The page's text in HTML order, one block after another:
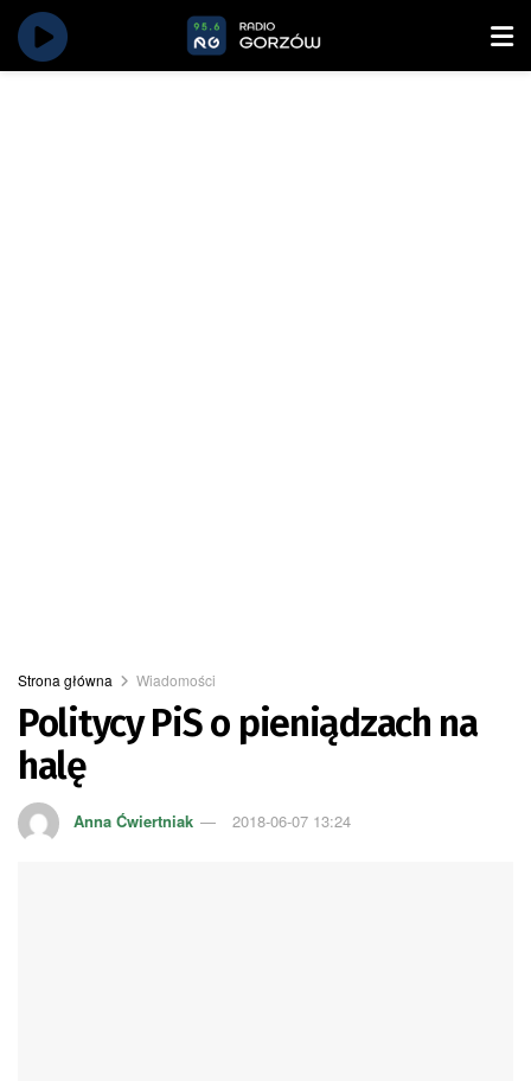
Strona główna Wiadomości
Politycy PiS o pieniądzach na
halę
Anna Ćwiertniak 2018-06-07 13:24